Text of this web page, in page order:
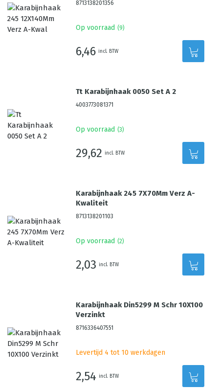
8713138201356
Op voorraad (9)
6,46 incl. BTW
Tt Karabijnhaak 0050 Set A 2
4003773081371
Op voorraad (3)
29,62 incl. BTW
Karabijnhaak 245 7X70Mm Verz A-
Kwaliteit
8713138201103
Op voorraad (2)
2,03 incl. BTW
Karabijnhaak Din5299 M Schr 10X100
Verzinkt
8716336407551
Levertijd 4 tot 10 werkdagen
2,54 incl. BTW